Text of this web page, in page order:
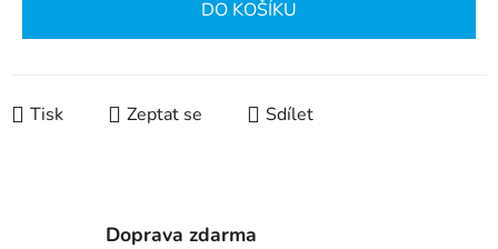
DO KOŠÍKU
Tisk Zeptat se Sdílet
Doprava zdarma